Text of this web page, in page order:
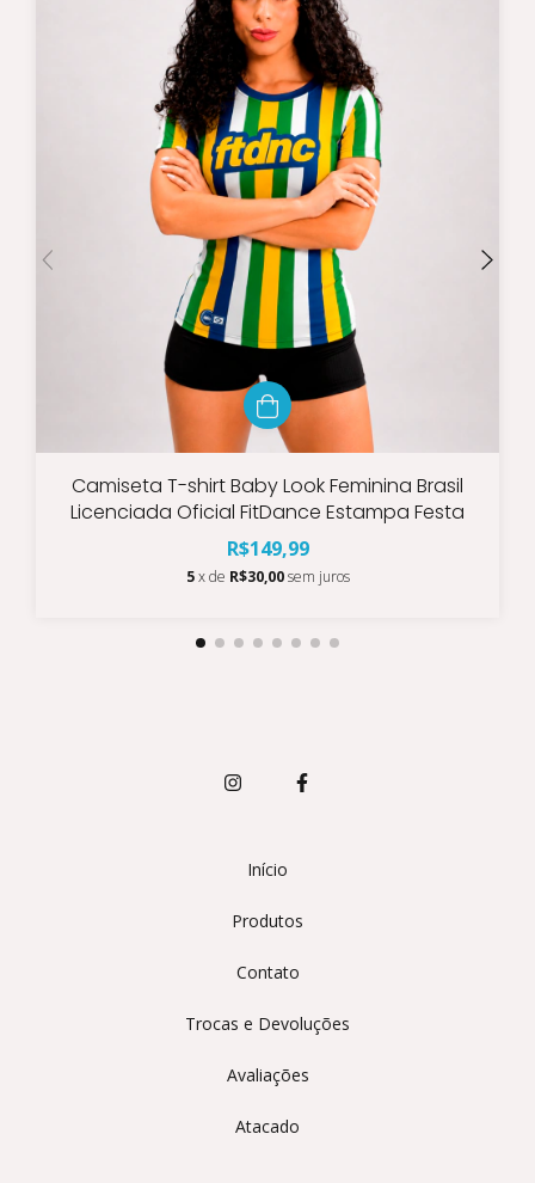
Camiseta T-shirt Baby Look Feminina Brasil
Licenciada Oficial FitDance Estampa Festa
R$149,99
5 x de R$30,00 sem juros
Início
Produtos
Contato
Trocas e Devoluções
Avaliações
Atacado